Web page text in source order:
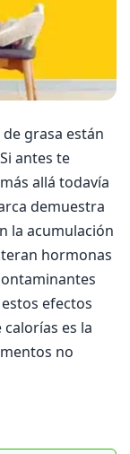
grasa están
antes te
allá todavía
demuestra
la acumulación
hormonas
efectos
es la
no